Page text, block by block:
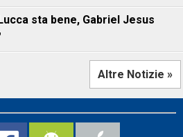
sta bene, Gabriel Jesus
Altre Notizie »